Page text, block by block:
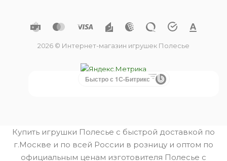
2026 © Интернет-магазин игрушек Полесье
Быстро с 1С-Битрикс
Купить игрушки Полесье с быстрой доставкой по
г.Москве и по всей России в розницу и оптом по
официальным ценам изготовителя Полесье с